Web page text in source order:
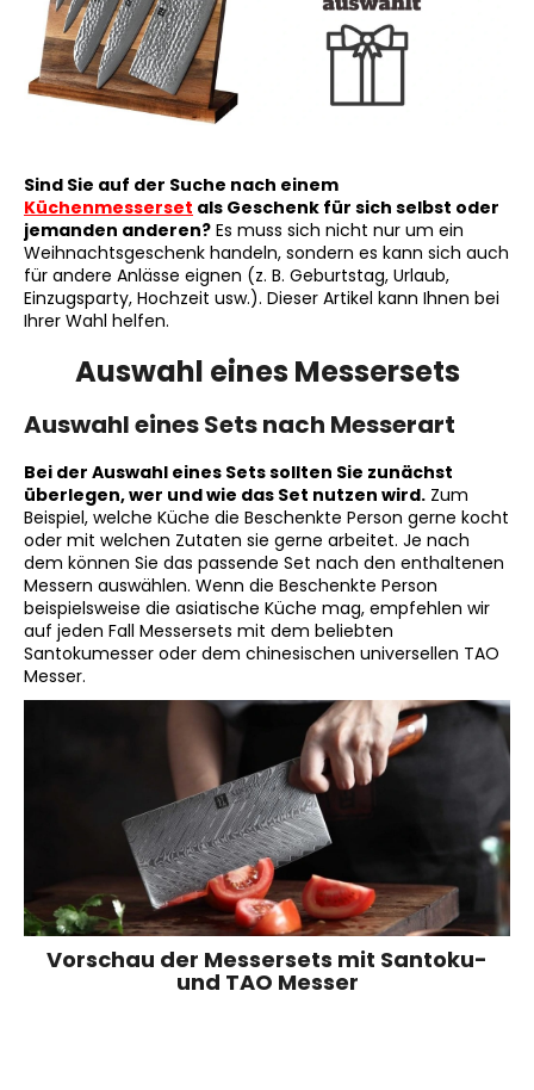
Sind Sie auf der Suche nach einem
Küchenmesserset als Geschenk für sich selbst oder
jemanden anderen? Es muss sich nicht nur um ein
Weihnachtsgeschenk handeln, sondern es kann sich auch
für andere Anlässe eignen (z. B. Geburtstag, Urlaub,
Einzugsparty, Hochzeit usw.). Dieser Artikel kann Ihnen bei
Ihrer Wahl helfen.
Auswahl eines Messersets
Auswahl eines Sets nach Messerart
Bei der Auswahl eines Sets sollten Sie zunächst
überlegen, wer und wie das Set nutzen wird. Zum
Beispiel, welche Küche die Beschenkte Person gerne kocht
oder mit welchen Zutaten sie gerne arbeitet. Je nach
dem können Sie das passende Set nach den enthaltenen
Messern auswählen. Wenn die Beschenkte Person
beispielsweise die asiatische Küche mag, empfehlen wir
auf jeden Fall Messersets mit dem beliebten
Santokumesser oder dem chinesischen universellen TAO
Messer.
Vorschau der Messersets mit Santoku-
und TAO Messer
SUCHEN
W
i
r
e
m
p
l
n